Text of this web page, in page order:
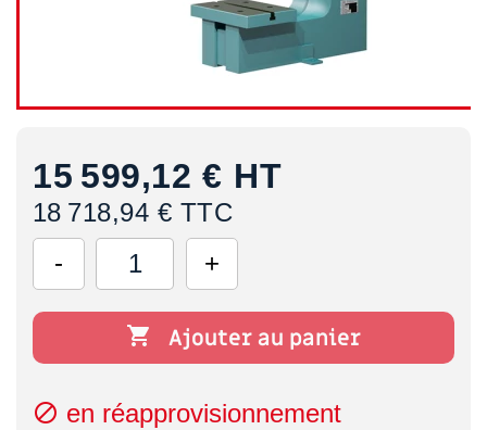
15 599,12 € HT
18 718,94 € TTC
 Ajouter au panier
 en réapprovisionnement